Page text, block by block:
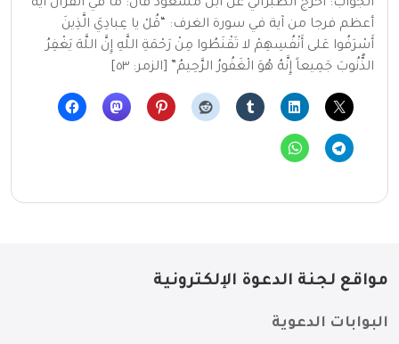
الجواب: أخرج الطبراني عن ابن مسعود قال: ما في القرآن آية
أعظم فرجا من آية في سورة الغرف: “قُلْ يا عِبادِيَ الَّذِينَ
أَسْرَفُوا عَلى أَنْفُسِهِمْ لا تَقْنَطُوا مِنْ رَحْمَةِ اللَّهِ إِنَّ اللَّهَ يَغْفِرُ
الذُّنُوبَ جَمِيعاً إِنَّهُ هُوَ الْغَفُورُ الرَّحِيمُ” [الزمر: ٥٣]
مواقع لجنة الدعوة الإلكترونية
البوابات الدعوية